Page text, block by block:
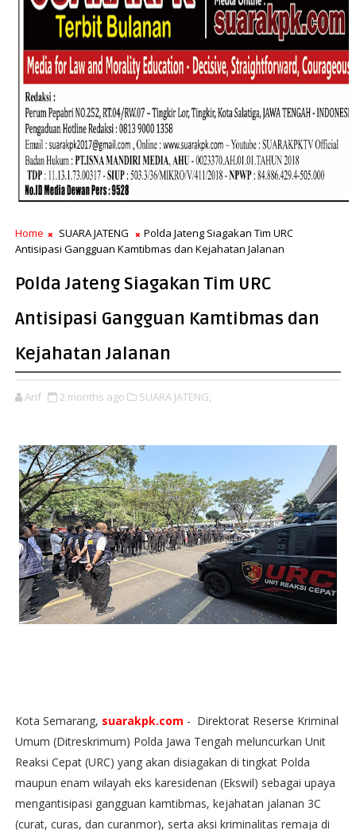
Home SUARA JATENG
Polda Jateng Siagakan Tim URC
Antisipasi Gangguan Kamtibmas dan Kejahatan Jalanan
Polda Jateng Siagakan Tim URC
Antisipasi Gangguan Kamtibmas dan
Kejahatan Jalanan
Arif 2 months ago SUARA JATENG,
Kota Semarang, suarakpk.com - Direktorat Reserse Kriminal
Umum (Ditreskrimum) Polda Jawa Tengah meluncurkan Unit
Reaksi Cepat (URC) yang akan disiagakan di tingkat Polda
maupun enam wilayah eks karesidenan (Ekswil) sebagai upaya
mengantisipasi gangguan kamtibmas, kejahatan jalanan 3C
(curat, curas, dan curanmor), serta aksi kriminalitas remaja di